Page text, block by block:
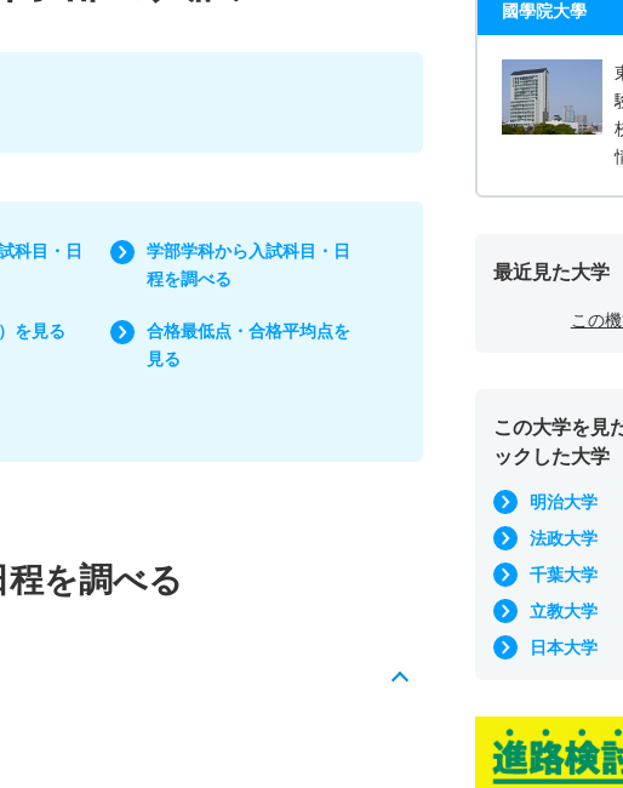
科目・日
学部学科から入試科目・日
程を調べる
を見る
合格最低点・合格平均点を
見る
を調べる
國學院大學
最近見た大学
この
この大学を見
ックした大学
明治大学
法政大学
千葉大学
立教大学
日本大学